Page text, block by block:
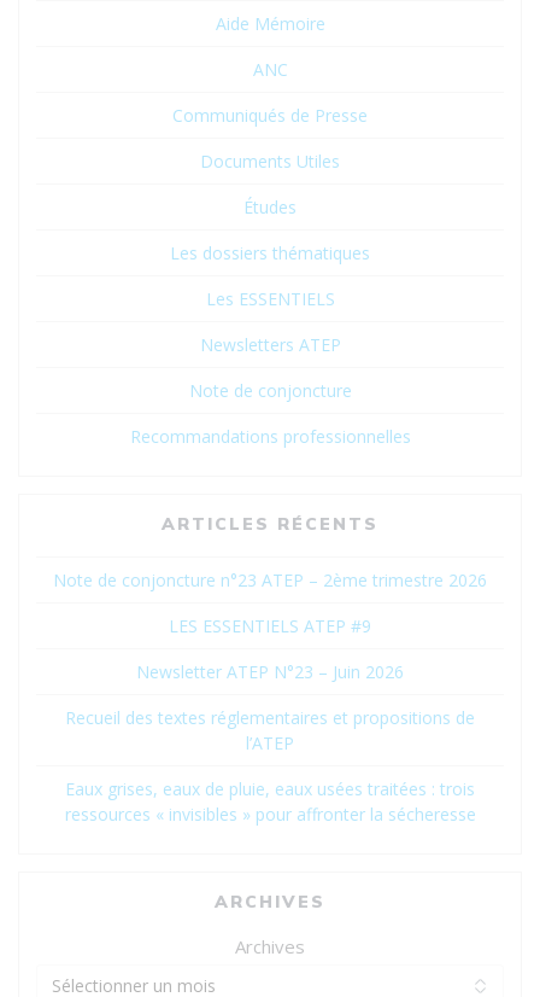
Aide Mémoire
ANC
Communiqués de Presse
Documents Utiles
Études
Les dossiers thématiques
Les ESSENTIELS
Newsletters ATEP
Note de conjoncture
Recommandations professionnelles
ARTICLES RÉCENTS
Note de conjoncture n°23 ATEP – 2ème trimestre 2026
LES ESSENTIELS ATEP #9
Newsletter ATEP N°23 – Juin 2026
Recueil des textes réglementaires et propositions de
l’ATEP
Eaux grises, eaux de pluie, eaux usées traitées : trois
ressources « invisibles » pour affronter la sécheresse
ARCHIVES
Archives